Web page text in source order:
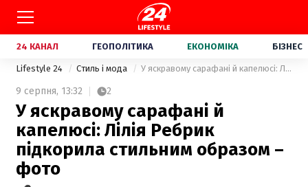
24 КАНАЛ ГЕОПОЛІТИКА ЕКОНОМІКА БІЗНЕС
Lifestyle 24 Стиль і мода У яскравому сарафані й капелюсі: Лілія Ребрик підкорила стильним образом – фото
9 серпня, 13:32 2
У яскравому сарафані й
капелюсі: Лілія Ребрик
підкорила стильним образом –
фото